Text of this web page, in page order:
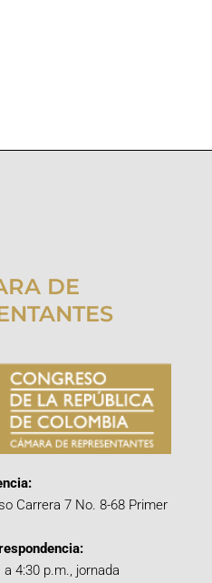
DE
Carrera 7 No. 8-68 Primer
4:30 p.m., jornada